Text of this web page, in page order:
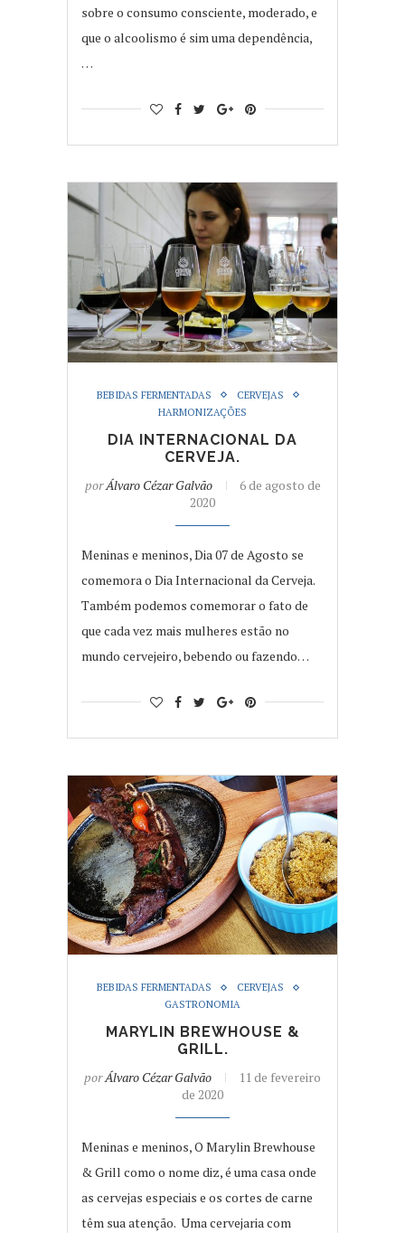
sobre o consumo consciente, moderado, e
que o alcoolismo é sim uma dependência,
…
BEBIDAS FERMENTADAS
CERVEJAS
HARMONIZAÇÕES
DIA INTERNACIONAL DA
CERVEJA.
porÁlvaro Cézar Galvão
6 de agosto de
2020
Meninas e meninos, Dia 07 de Agosto se
comemora o Dia Internacional da Cerveja.
Também podemos comemorar o fato de
que cada vez mais mulheres estão no
mundo cervejeiro, bebendo ou fazendo…
BEBIDAS FERMENTADAS
CERVEJAS
GASTRONOMIA
MARYLIN BREWHOUSE &
GRILL.
porÁlvaro Cézar Galvão
11 de fevereiro
de 2020
Meninas e meninos, O Marylin Brewhouse
& Grill como o nome diz, é uma casa onde
as cervejas especiais e os cortes de carne
têm sua atenção. Uma cervejaria com